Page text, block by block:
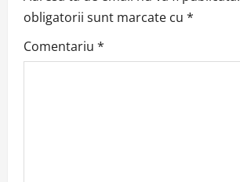
i
g
obligatorii sunt marcate cu *
Comentariu *